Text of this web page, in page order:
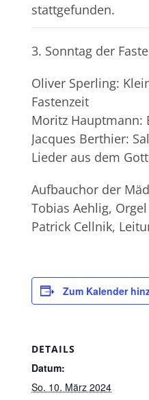
stattgefunden.
3. Sonntag der
Oliver Sperling:
Fastenzeit
Moritz Hauptmann:
Jacques Berthier:
Lieder aus dem
Aufbauchor der
Tobias Aehlig, Orgel
Patrick Cellnik,
Zum Kalender
DETAILS
Datum:
So. 10. März 2024